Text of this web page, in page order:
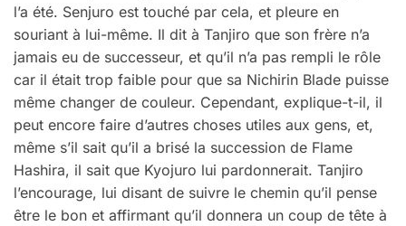
l’a été. Senjuro est touché par cela, et pleure en
souriant à lui-même. Il dit à Tanjiro que son frère n’a
jamais eu de successeur, et qu’il n’a pas rempli le rôle
car il était trop faible pour que sa Nichirin Blade puisse
même changer de couleur. Cependant, explique-t-il, il
peut encore faire d’autres choses utiles aux gens, et,
même s’il sait qu’il a brisé la succession de Flame
Hashira, il sait que Kyojuro lui pardonnerait. Tanjiro
l’encourage, lui disant de suivre le chemin qu’il pense
être le bon et affirmant qu’il donnera un coup de tête à